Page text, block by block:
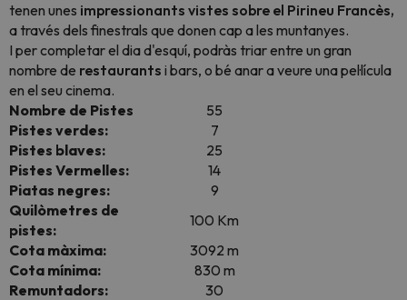
tenen unes impressionants vistes sobre el Pirineu Francès,
a través dels finestrals que donen cap a les muntanyes.
I per completar el dia d'esquí, podràs triar entre un gran
nombre de restaurants i bars, o bé anar a veure una pel·lícula
en el seu cinema.
Nombre de Pistes
55
Pistes verdes:
7
Pistes blaves:
25
Pistes Vermelles:
14
Piatas negres:
9
Quilòmetres de
pistes:
100 Km
Cota màxima:
3092 m
Cota mínima:
830 m
Remuntadors:
30